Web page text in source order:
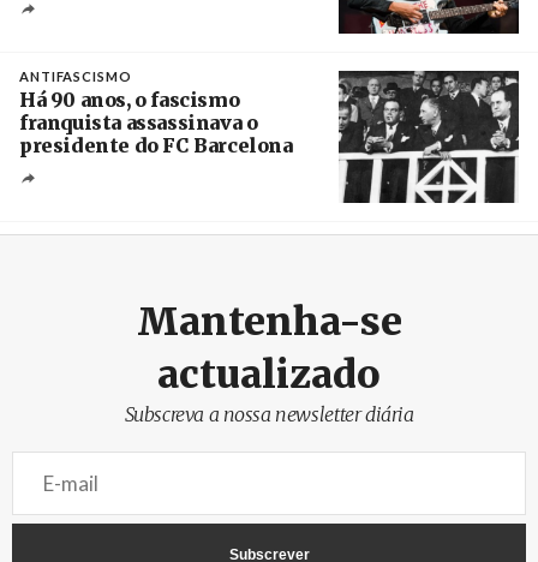
ANTIFASCISMO
Há 90 anos, o fascismo
franquista assassinava o
presidente do FC Barcelona
Mantenha-se
actualizado
Subscreva a nossa newsletter diária